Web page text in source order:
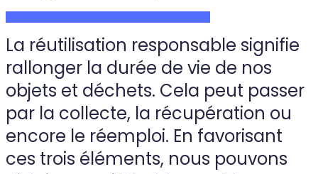
La réutilisation responsable signifie
rallonger la durée de vie de nos
objets et déchets. Cela peut passer
par la collecte, la récupération ou
encore le réemploi. En favorisant
ces trois éléments, nous pouvons